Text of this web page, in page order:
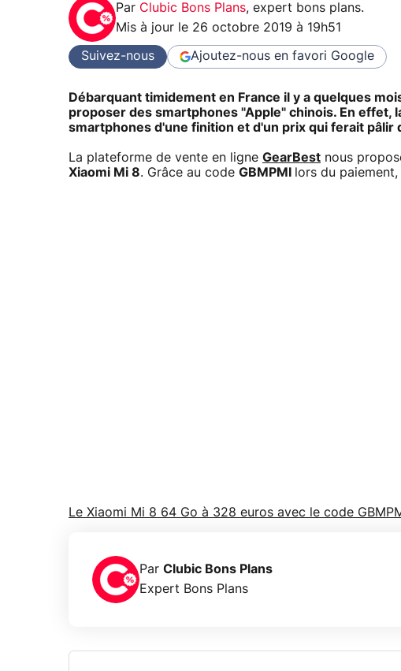
Par Clubic Bons Plans, expert bons plans.
Mis à jour le 26 octobre 2019 à 19h51
Suivez-nous Ajoutez-nous en favori Google
Débarquant timidement en France il y a quelques
proposer des smartphones "Apple" chinois. En effet,
smartphones d'une finition et d'un prix qui ferait pâlir
La plateforme de vente en ligne GearBest nous
Xiaomi Mi 8. Grâce au code GBMPMI lors du
Le Xiaomi Mi 8 64 Go à 328 euros avec le code
Par Clubic Bons Plans
Expert Bons Plans